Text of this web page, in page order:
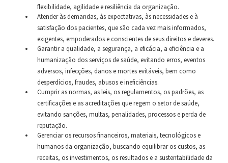
flexibilidade, agilidade e resiliência da organização.
Atender às demandas, às expectativas, às necessidades e à
satisfação dos pacientes, que são cada vez mais informados,
exigentes, empoderados e conscientes de seus direitos e deveres.
Garantir a qualidade, a segurança, a eficácia, a eficiência e a
humanização dos serviços de saúde, evitando erros, eventos
adversos, infecções, danos e mortes evitáveis, bem como
desperdícios, fraudes, abusos e ineficiências.
Cumprir as normas, as leis, os regulamentos, os padrões, as
certificações e as acreditações que regem o setor de saúde,
evitando sanções, multas, penalidades, processos e perda de
reputação.
Gerenciar os recursos financeiros, materiais, tecnológicos e
humanos da organização, buscando equilibrar os custos, as
receitas, os investimentos, os resultados e a sustentabilidade da